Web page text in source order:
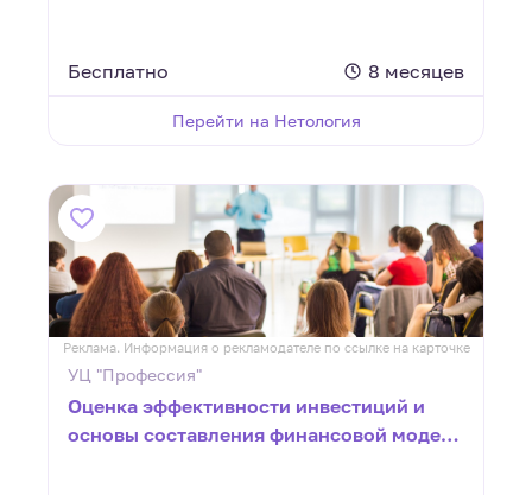
Бесплатно 8 месяцев
Перейти на Нетология
Реклама. Информация о рекламодателе по ссылке на карточке
УЦ "Профессия"
Оценка эффективности инвестиций и
основы составления финансовой модели